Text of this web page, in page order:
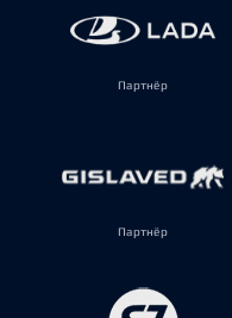
Партнёр
Партнёр